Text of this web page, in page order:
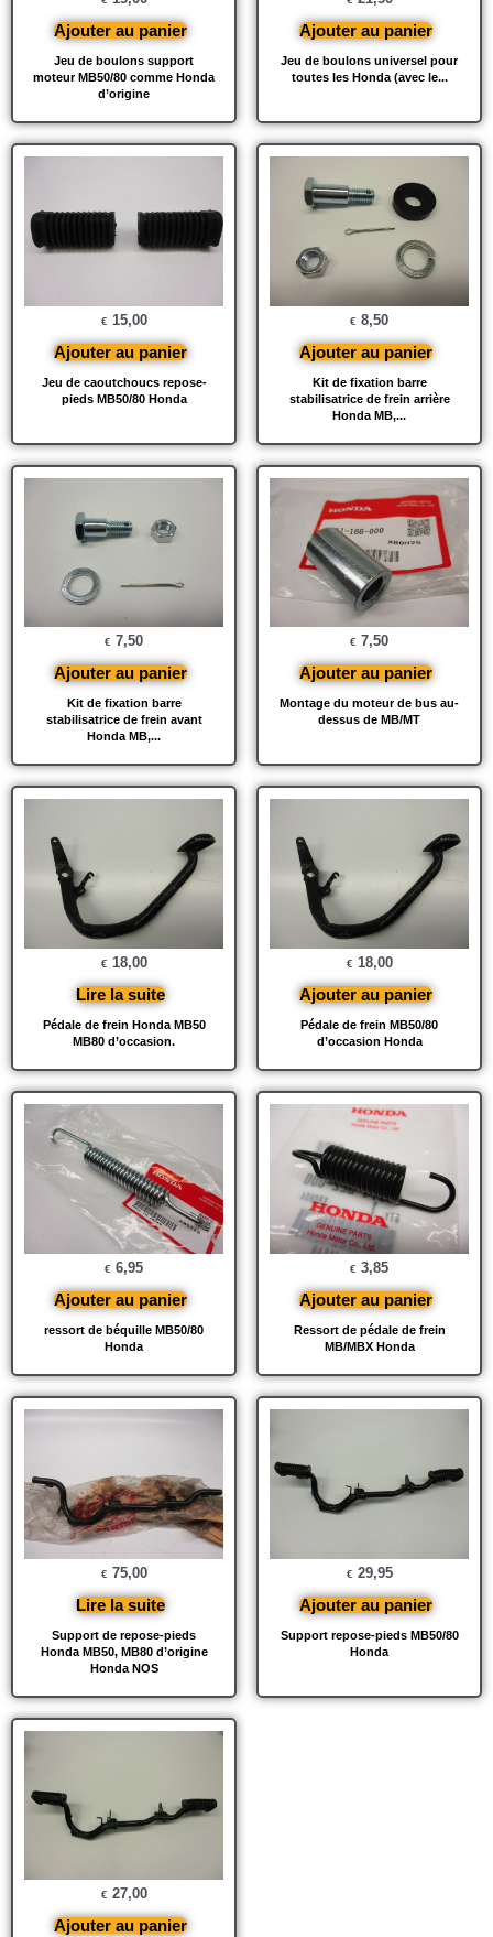
Jeu de boulons support
moteur MB50/80 comme Honda
d’origine
Ajouter au panier
Jeu de boulons universel pour
toutes les Honda (avec le...
Ajouter au panier
Jeu de caoutchoucs repose-
pieds MB50/80 Honda
€ 15,00
Ajouter au panier
Kit de fixation barre
stabilisatrice de frein arrière
Honda MB,...
€ 8,50
Ajouter au panier
Kit de fixation barre
stabilisatrice de frein avant
Honda MB,...
€ 7,50
Ajouter au panier
Montage du moteur de bus au-
dessus de MB/MT
€ 7,50
Ajouter au panier
Pédale de frein Honda MB50
MB80 d’occasion.
€ 18,00
Lire la suite
Pédale de frein MB50/80
d’occasion Honda
€ 18,00
Ajouter au panier
ressort de béquille MB50/80
Honda
€ 6,95
Ajouter au panier
Ressort de pédale de frein
MB/MBX Honda
€ 3,85
Ajouter au panier
Support de repose-pieds
Honda MB50, MB80 d’origine
Honda NOS
€ 75,00
Lire la suite
Support repose-pieds MB50/80
Honda
€ 29,95
Ajouter au panier
€ 27,00
Ajouter au panier